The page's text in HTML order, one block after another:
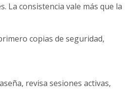
La consistencia vale más que la
copias de seguridad,
revisa sesiones activas,